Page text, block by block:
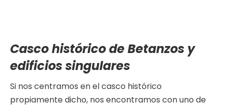
Casco histórico de Betanzos y
edificios singulares
Si nos centramos en el casco histórico
propiamente dicho, nos encontramos con uno de